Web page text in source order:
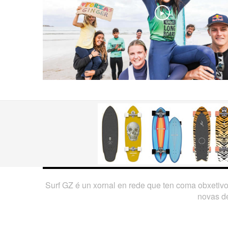
Play
Surf GZ é un xornal en rede que ten coma
novas